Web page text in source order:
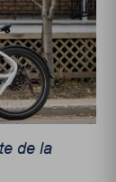
de la